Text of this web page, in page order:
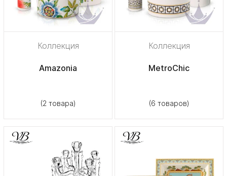
Коллекция
Amazonia
(2 товара)
Коллекция
MetroChic
(6 товаров)